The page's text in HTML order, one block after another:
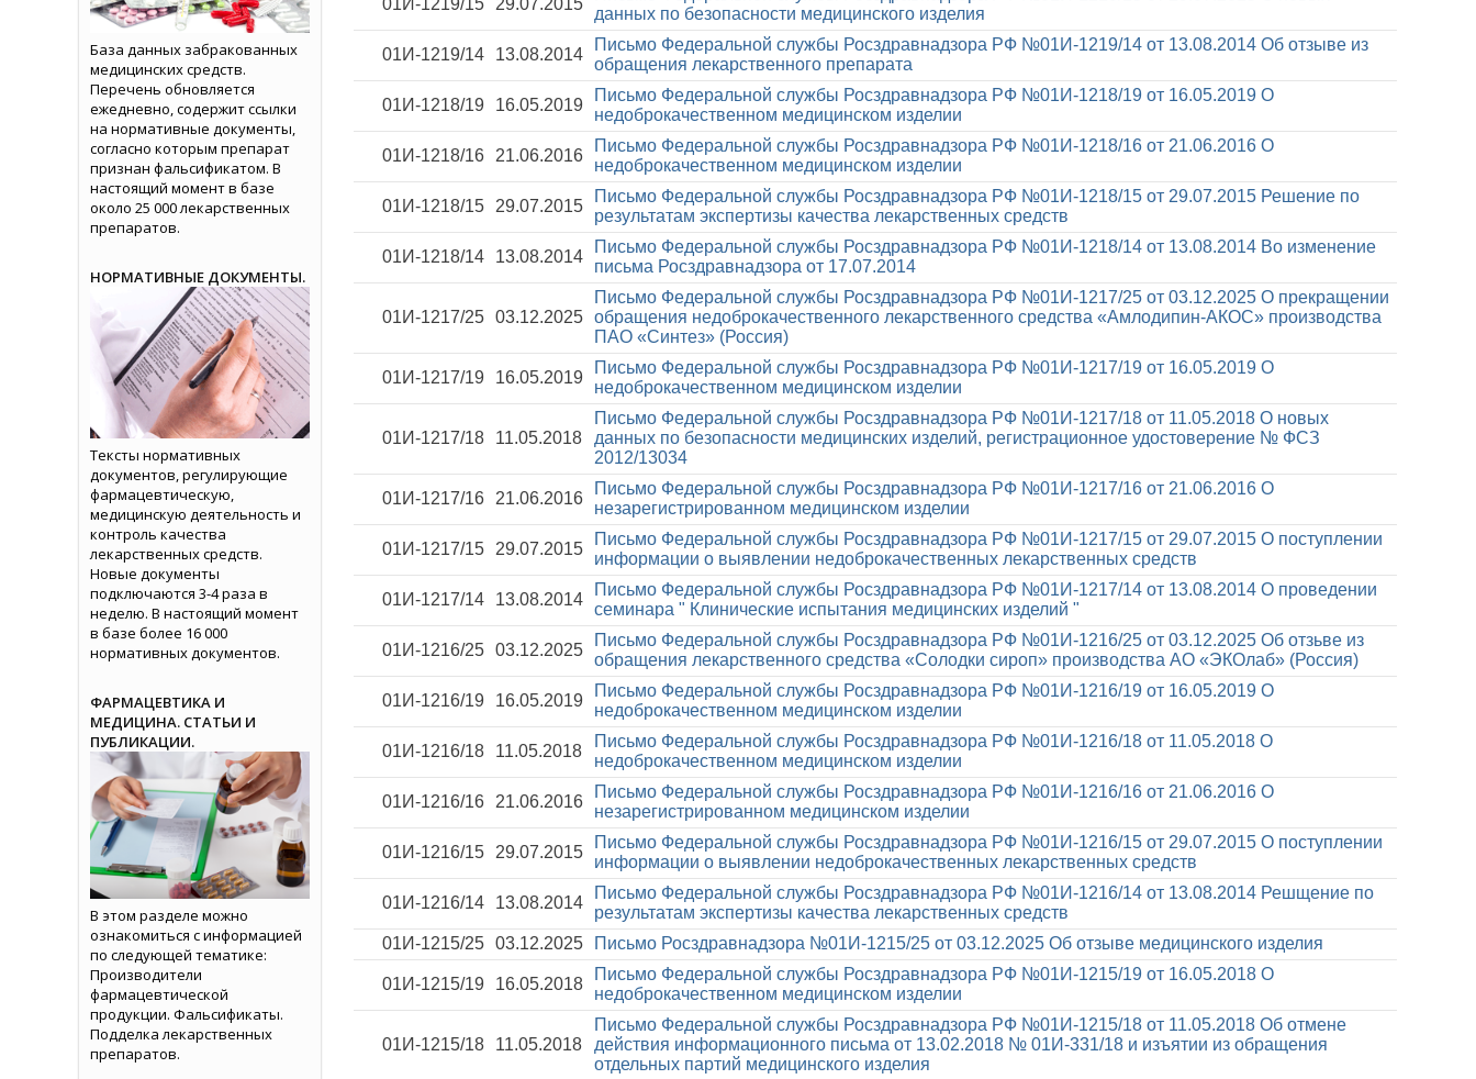
01И-1219/15 29.07.2015
данных по безопасности медицинского изделия
01И-1219/14 13.08.2014
Письмо Федеральной службы Росздравнадзора РФ №01И-1219/14 от 13.08.2014 Об отзыве из
обращения лекарственного препарата
01И-1218/19 16.05.2019
Письмо Федеральной службы Росздравнадзора РФ №01И-1218/19 от 16.05.2019 О
недоброкачественном медицинском изделии
01И-1218/16 21.06.2016
Письмо Федеральной службы Росздравнадзора РФ №01И-1218/16 от 21.06.2016 О
недоброкачественном медицинском изделии
01И-1218/15 29.07.2015
Письмо Федеральной службы Росздравнадзора РФ №01И-1218/15 от 29.07.2015 Решение по
результатам экспертизы качества лекарственных средств
01И-1218/14 13.08.2014
Письмо Федеральной службы Росздравнадзора РФ №01И-1218/14 от 13.08.2014 Во изменение
письма Росздравнадзора от 17.07.2014
01И-1217/25 03.12.2025
Письмо Федеральной службы Росздравнадзора РФ №01И-1217/25 от 03.12.2025 О прекращении
обращения недоброкачественного лекарственного средства «Амлодипин-АКОС» производства
ПАО «Синтез» (Россия)
01И-1217/19 16.05.2019
Письмо Федеральной службы Росздравнадзора РФ №01И-1217/19 от 16.05.2019 О
недоброкачественном медицинском изделии
01И-1217/18 11.05.2018
Письмо Федеральной службы Росздравнадзора РФ №01И-1217/18 от 11.05.2018 О новых
данных по безопасности медицинских изделий, регистрационное удостоверение № ФСЗ
2012/13034
01И-1217/16 21.06.2016
Письмо Федеральной службы Росздравнадзора РФ №01И-1217/16 от 21.06.2016 О
незарегистрированном медицинском изделии
01И-1217/15 29.07.2015
Письмо Федеральной службы Росздравнадзора РФ №01И-1217/15 от 29.07.2015 О поступлении
информации о выявлении недоброкачественных лекарственных средств
01И-1217/14 13.08.2014
Письмо Федеральной службы Росздравнадзора РФ №01И-1217/14 от 13.08.2014 О проведении
семинара " Клинические испытания медицинских изделий "
01И-1216/25 03.12.2025
Письмо Федеральной службы Росздравнадзора РФ №01И-1216/25 от 03.12.2025 Об отзьве из
обращения лекарственного средства «Солодки сироп» производства АО «ЭКОлаб» (Россия)
01И-1216/19 16.05.2019
Письмо Федеральной службы Росздравнадзора РФ №01И-1216/19 от 16.05.2019 О
недоброкачественном медицинском изделии
01И-1216/18 11.05.2018
Письмо Федеральной службы Росздравнадзора РФ №01И-1216/18 от 11.05.2018 О
недоброкачественном медицинском изделии
01И-1216/16 21.06.2016
Письмо Федеральной службы Росздравнадзора РФ №01И-1216/16 от 21.06.2016 О
незарегистрированном медицинском изделии
01И-1216/15 29.07.2015
Письмо Федеральной службы Росздравнадзора РФ №01И-1216/15 от 29.07.2015 О поступлении
информации о выявлении недоброкачественных лекарственных средств
01И-1216/14 13.08.2014
Письмо Федеральной службы Росздравнадзора РФ №01И-1216/14 от 13.08.2014 Решщение по
результатам экспертизы качества лекарственных средств
01И-1215/25 03.12.2025 Письмо Росздравнадзора №01И-1215/25 от 03.12.2025 Об отзыве медицинского изделия
01И-1215/19 16.05.2018
Письмо Федеральной службы Росздравнадзора РФ №01И-1215/19 от 16.05.2018 О
недоброкачественном медицинском изделии
01И-1215/18 11.05.2018
Письмо Федеральной службы Росздравнадзора РФ №01И-1215/18 от 11.05.2018 Об отмене
действия информационного письма от 13.02.2018 № 01И-331/18 и изъятии из обращения
отдельных партий медицинского изделия
База данных забракованных
медицинских средств.
Перечень обновляется
ежедневно, содержит ссылки
на нормативные документы,
согласно которым препарат
признан фальсификатом. В
настоящий момент в базе
около 25 000 лекарственных
препаратов.
НОРМАТИВНЫЕ ДОКУМЕНТЫ.
Тексты нормативных
документов, регулирующие
фармацевтическую,
медицинскую деятельность и
контроль качества
лекарственных средств.
Новые документы
подключаются 3-4 раза в
неделю. В настоящий момент
в базе более 16 000
нормативных документов.
ФАРМАЦЕВТИКА И
МЕДИЦИНА. СТАТЬИ И
ПУБЛИКАЦИИ.
В этом разделе можно
ознакомиться с информацией
по следующей тематике:
Производители
фармацевтической
продукции. Фальсификаты.
Подделка лекарственных
препаратов.